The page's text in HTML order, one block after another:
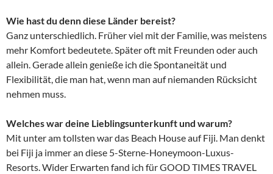
Wie hast du denn diese Länder bereist?
Ganz unterschiedlich. Früher viel mit der Familie, was meistens
mehr Komfort bedeutete. Später oft mit Freunden oder auch
allein. Gerade allein genieße ich die Spontaneität und
Flexibilität, die man hat, wenn man auf niemanden Rücksicht
nehmen muss.
Welches war deine Lieblingsunterkunft und warum?
Mit unter am tollsten war das Beach House auf Fiji. Man denkt
bei Fiji ja immer an diese 5-Sterne-Honeymoon-Luxus-
Resorts. Wider Erwarten fand ich für GOOD TIMES TRAVEL